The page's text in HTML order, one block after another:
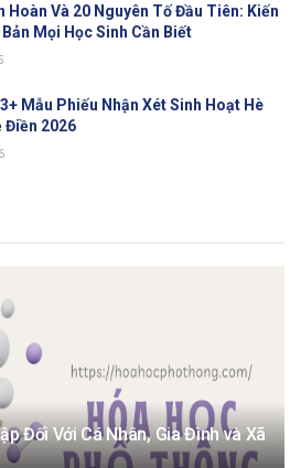
Hoàn Và 20 Nguyên Tố Đầu Tiên: Kiến
Mọi Học Sinh Cần Biết
Mẫu Phiếu Nhận Xét Sinh Hoạt Hè
Điền 2026
Đối Với Cá Nhân, Gia Đình và Xã